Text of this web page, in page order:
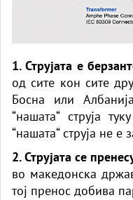
1. Струјата е
од сите кон сите
Босна или
“нашата“ струја
“нашата“ струја не е
2. Струјата се
во македонска
тој пренос добива